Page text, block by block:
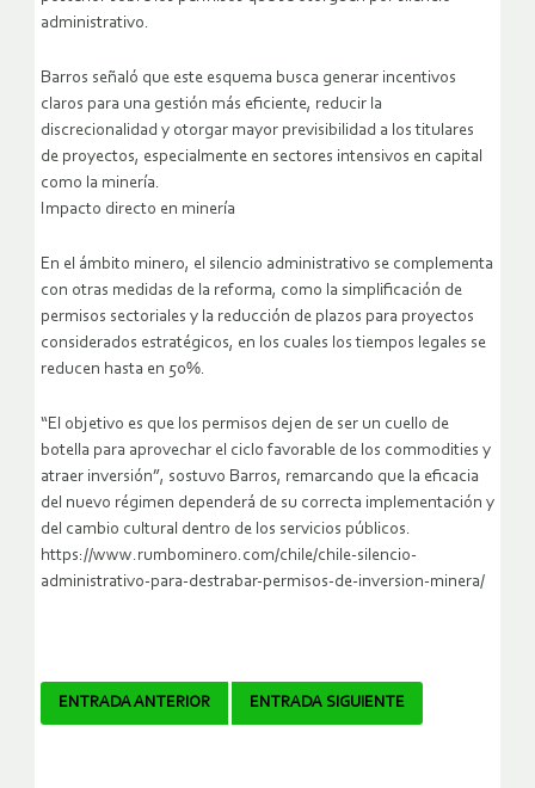
administrativo.
Barros señaló que este esquema busca generar incentivos
claros para una gestión más eficiente, reducir la
discrecionalidad y otorgar mayor previsibilidad a los titulares
de proyectos, especialmente en sectores intensivos en capital
como la minería.
Impacto directo en minería
En el ámbito minero, el silencio administrativo se complementa
con otras medidas de la reforma, como la simplificación de
permisos sectoriales y la reducción de plazos para proyectos
considerados estratégicos, en los cuales los tiempos legales se
reducen hasta en 50%.
“El objetivo es que los permisos dejen de ser un cuello de
botella para aprovechar el ciclo favorable de los commodities y
atraer inversión”, sostuvo Barros, remarcando que la eficacia
del nuevo régimen dependerá de su correcta implementación y
del cambio cultural dentro de los servicios públicos.
https://www.rumbominero.com/chile/chile-silencio-
administrativo-para-destrabar-permisos-de-inversion-minera/
Navegador
ENTRADA ANTERIOR ENTRADA SIGUIENTE